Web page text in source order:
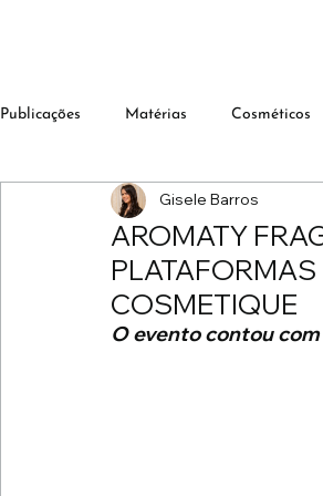
Publicações Matérias Cosméticos
AROMATY
COSMETIQUE
Gisele Barros
O evento contou